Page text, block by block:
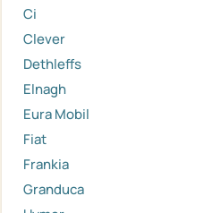
Ci
Clever
Dethleffs
Elnagh
Eura Mobil
Fiat
Frankia
Granduca